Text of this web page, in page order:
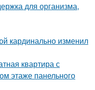
для организма,
кардинально изменил
квартира с
этаже панельного